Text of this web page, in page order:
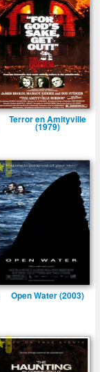
Terror en Amityville
(1979)
-
Open Water (2003)
-